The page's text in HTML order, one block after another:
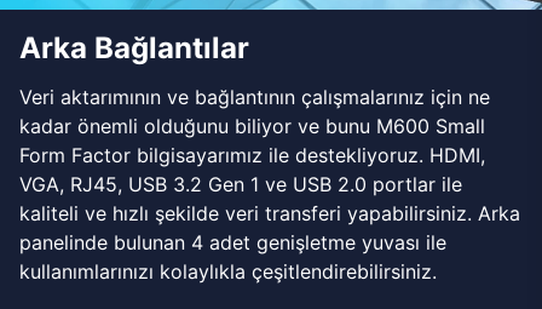
Arka Bağlantılar
Veri aktarımının ve bağlantının çalışmalarınız için ne
kadar önemli olduğunu biliyor ve bunu M600 Small
Form Factor bilgisayarımız ile destekliyoruz. HDMI,
VGA, RJ45, USB 3.2 Gen 1 ve USB 2.0 portlar ile
kaliteli ve hızlı şekilde veri transferi yapabilirsiniz. Arka
panelinde bulunan 4 adet genişletme yuvası ile
kullanımlarınızı kolaylıkla çeşitlendirebilirsiniz.